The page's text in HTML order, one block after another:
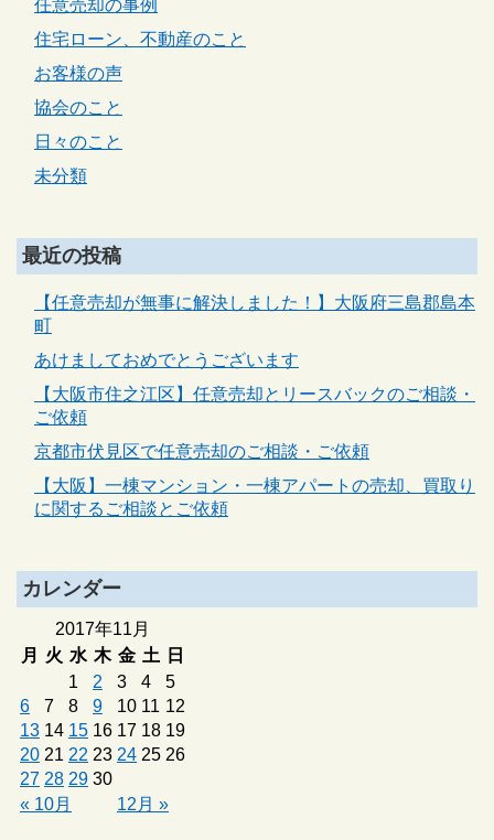
任意売却の事例
住宅ローン、不動産のこと
お客様の声
協会のこと
日々のこと
未分類
最近の投稿
【任意売却が無事に解決しました！】大阪府三島郡島本
町
あけましておめでとうございます
【大阪市住之江区】任意売却とリースバックのご相談・
ご依頼
京都市伏見区で任意売却のご相談・ご依頼
【大阪】一棟マンション・一棟アパートの売却、買取り
に関するご相談とご依頼
カレンダー
2017年11月
月
火 水 木 金 土 日
« 10月 12月 »
1 2 3 4
5
6
7 8 9 10 11 12
13 14 15 16 17 18 19
20 21 22 23 24 25 26
27 28 29 30